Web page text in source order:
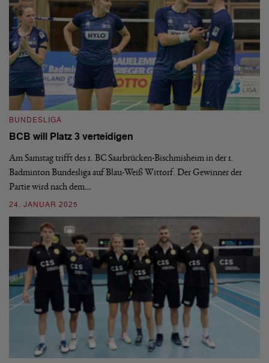
BUNDESLIGA
BCB will Platz 3 verteidigen
Am Samstag trifft des 1. BC Saarbrücken-Bischmisheim in der 1.
Badminton Bundesliga auf Blau-Weiß Wittorf. Der Gewinner der
Partie wird nach dem…
24. JANUAR 2025